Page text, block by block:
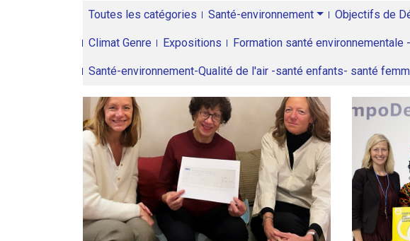
Toutes les catégories Santé-environnement Objectifs de
Climat Genre Expositions Formation santé environnementale -
Santé-environnement-Qualité de l'air -santé enfants- santé